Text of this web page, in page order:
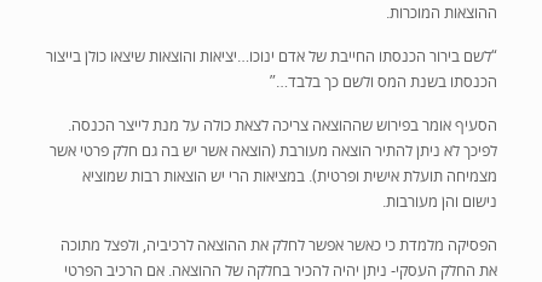
ההוצאות המוכרות.
“לשם בירור הכנסתו החייבת של אדם ינוכו…יציאות והוצאות שיצאו כולן בייצור
הכנסתו בשנת המס ולשם כך בלבד…”
הסעיף אומר בפירוש שההוצאה צריכה לצאתכולה על מנת לייצר הכנסה.
לפיכך לא ניתן להתיר הוצאה מעורבת (הוצאה אשר יש בה גם חלק פרטי אשר
מצמיחה תועלת אישית ופרטית). במציאות הרי יש הוצאות רבות שמוציא
נישום והן מעורבות.
הפסיקה מלמדת כי כאשר אפשר לחלק את ההוצאה לרכיביה, ולפצל מתוכה
את החלק העסקי- ניתן יהיה להכיר בחלקה של ההוצאה. אם הרכיב הפרטי